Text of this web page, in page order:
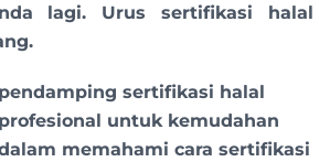
lagi. Urus sertifikasi halal
pendamping sertifikasi halal
profesional untuk kemudahan
memahami cara sertifikasi